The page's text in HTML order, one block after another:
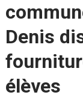
Denis
élèves